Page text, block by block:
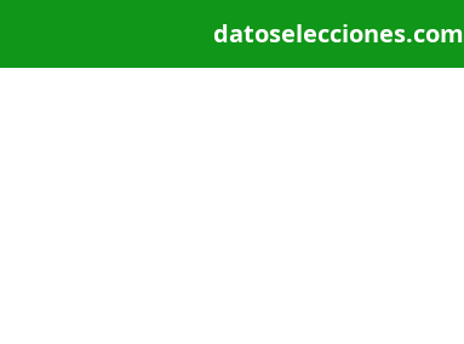
datoselecciones.com